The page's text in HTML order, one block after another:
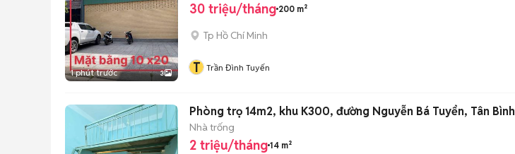
1 phút trước 3
30 triệu/tháng 200 m²
Tp Hồ Chí Minh
T Trần Đình Tuyến
Phòng trọ 14m2, khu K300, đường Nguyễn Bá Tuyển, Tân Bình
Nhà trống
2 triệu/tháng 14 m²